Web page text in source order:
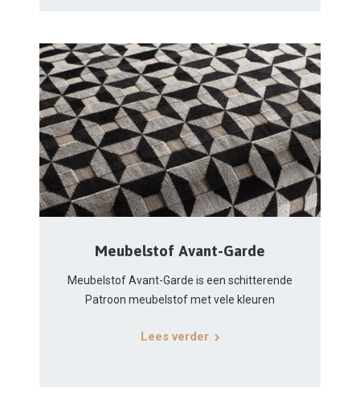
Meubelstof Avant-Garde
Meubelstof Avant-Garde is een schitterende
Patroon meubelstof met vele kleuren
Lees verder